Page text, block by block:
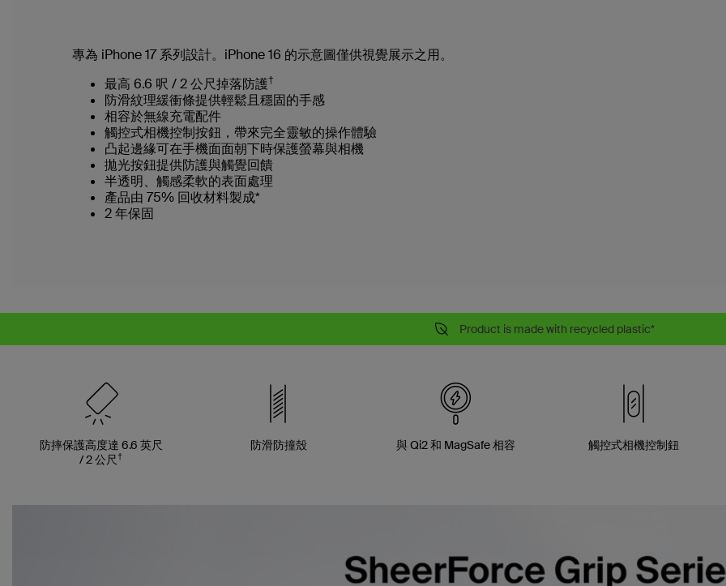
專為 iPhone 17 系列設計。iPhone 16 的示意圖僅供視覺展示之用。
最高 6.6 呎 / 2 公尺掉落防護†
防滑紋理緩衝條提供輕鬆且穩固的手感
相容於無線充電配件
觸控式相機控制按鈕，帶來完全靈敏的操作體驗
凸起邊緣可在手機面面朝下時保護螢幕與相機
拋光按鈕提供防護與觸覺回饋
半透明、觸感柔軟的表面處理
產品由 75% 回收材料製成*
2 年保固
Product is made with recycled plastic*
防摔保護高度達 6.6 英尺
/ 2 公尺†
防滑防撞殼 與 Qi2 和 MagSafe 相容 觸控式相機控制鈕